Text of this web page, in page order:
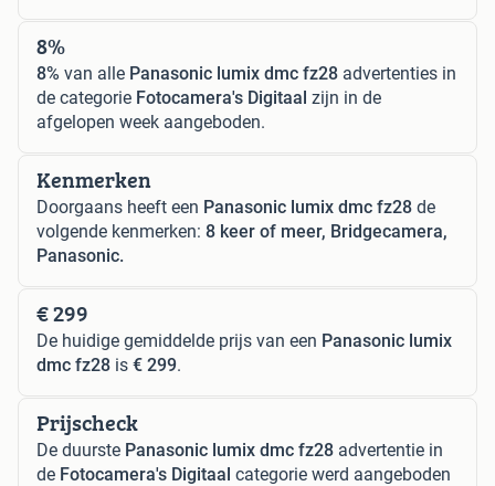
8%
8% van alle Panasonic lumix dmc fz28 advertenties in
de categorie Fotocamera's Digitaal zijn in de
afgelopen week aangeboden.
Kenmerken
Doorgaans heeft een Panasonic lumix dmc fz28 de
volgende kenmerken: 8 keer of meer, Bridgecamera,
Panasonic.
€ 299
De huidige gemiddelde prijs van een Panasonic lumix
dmc fz28 is € 299.
Prijscheck
De duurste Panasonic lumix dmc fz28 advertentie in
de Fotocamera's Digitaal categorie werd aangeboden